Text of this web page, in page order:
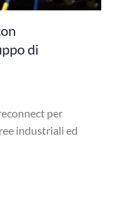
di
per
industriali ed